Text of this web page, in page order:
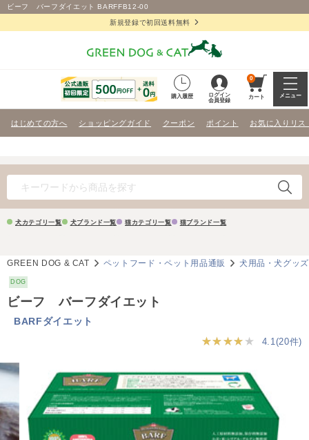
ビーフ バーフダイエット BARFFB12-00
新規登録で初回送料無料
購入履歴
ログイン
会員登録
0
カート メニュー
はじめての方へ ショッピングガイド クーポン ポイント お気に入りリス
犬カテゴリ一覧 犬ブランド一覧 猫カテゴリ一覧 猫ブランド一覧
GREEN DOG & CAT ペットフード・ペット用品通販 犬用品・犬グッズ
DOG
ビーフ バーフダイエット
BARFダイエット
★★★★★ 4.1(20件)